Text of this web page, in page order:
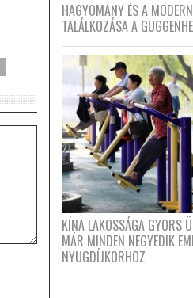
HAGYOMÁNY ÉS A
TALÁLKOZÁSA A
KÍNA LAKOSSÁGA GYORS
MÁR MINDEN NEGYEDIK
NYUGDÍJKORHOZ